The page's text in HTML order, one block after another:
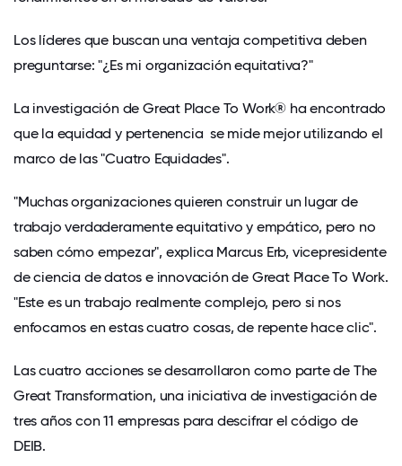
Los líderes que buscan una ventaja competitiva deben
preguntarse: "¿Es mi organización equitativa?"
La investigación de Great Place To Work® ha encontrado
que la equidad y pertenencia se mide mejor utilizando el
marco de las "Cuatro Equidades".
"Muchas organizaciones quieren construir un lugar de
trabajo verdaderamente equitativo y empático, pero no
saben cómo empezar", explica Marcus Erb, vicepresidente
de ciencia de datos e innovación de Great Place To Work.
"Este es un trabajo realmente complejo, pero si nos
enfocamos en estas cuatro cosas, de repente hace clic".
Las cuatro acciones se desarrollaron como parte de The
Great Transformation, una iniciativa de investigación de
tres años con 11 empresas para descifrar el código de
DEIB.